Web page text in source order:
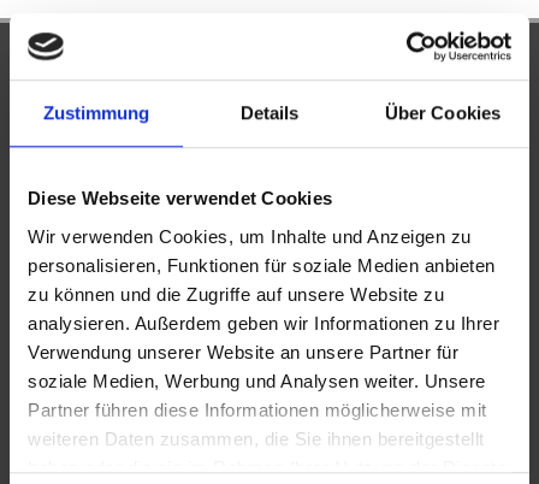
Zustimmung Details Über Cookies
Diese Webseite verwendet Cookies
Wir verwenden Cookies, um Inhalte und Anzeigen zu
personalisieren, Funktionen für soziale Medien anbieten
zu können und die Zugriffe auf unsere Website zu
analysieren. Außerdem geben wir Informationen zu Ihrer
Verwendung unserer Website an unsere Partner für
soziale Medien, Werbung und Analysen weiter. Unsere
Partner führen diese Informationen möglicherweise mit
weiteren Daten zusammen, die Sie ihnen bereitgestellt
haben oder die sie im Rahmen Ihrer Nutzung der Dienste
AUSZEICHNUNGEN